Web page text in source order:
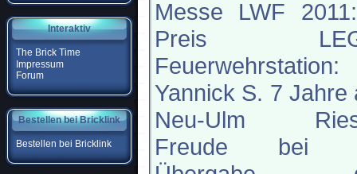
Interaktiv
The Brick Time
Impressum
Forum
Bestellen bei Bricklink
Bestellen bei Bricklink
Messe LWF
Preis
Feuerwehrstation:
Yannick S. 7 Jahre
Neu-Ulm
Freude bei